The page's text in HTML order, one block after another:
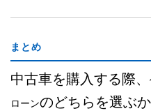
まとめ
中古車を購入する際、
ローンのどちらを選ぶ